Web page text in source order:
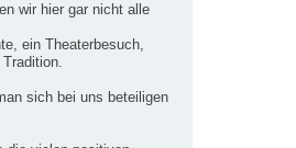
wir hier gar nicht alle
ein Theaterbesuch,
sich bei uns beteiligen